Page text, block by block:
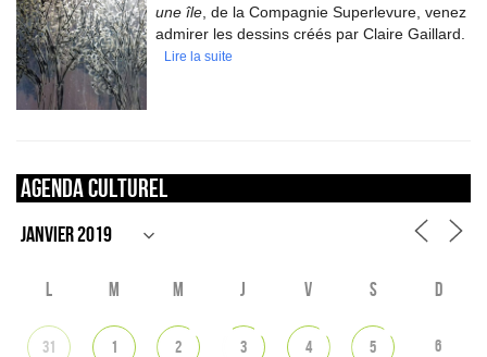
une île , de la Compagnie Superlevure, venez
admirer les dessins créés par Claire Gaillard.
Lire la suite
Agenda culturel
L M M J V S D
31 1 2 3 4 5 6